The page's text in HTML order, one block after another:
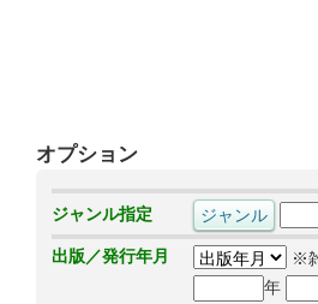
オプション
ジャンル指定
出版／発行年月
※
年